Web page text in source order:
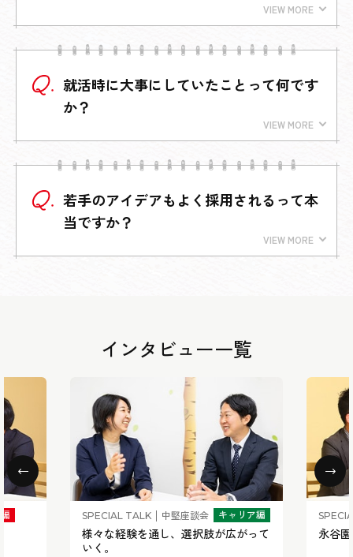
就活時に大事にしていたことって何です
か？
若手のアイデアもよく採用されるって本
当ですか？
インタビュー一覧
SPECIAL TALK 中堅座談会 キャリア編
様々な経験を通し、選択肢が広がって
いく。
永谷